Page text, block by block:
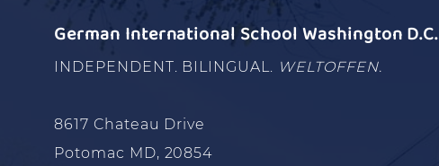
German International School Washington D.C.
INDEPENDENT. BILINGUAL. WELTOFFEN.
8617 Chateau Drive
Potomac MD, 20854